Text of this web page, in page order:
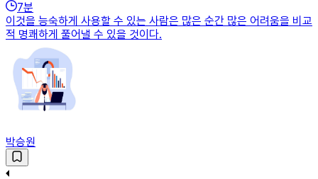
7분
이것을 능숙하게 사용할 수 있는 사람은 많은 순간 많은 어려움을 비교
적 명쾌하게 풀어낼 수 있을 것이다.
박승원